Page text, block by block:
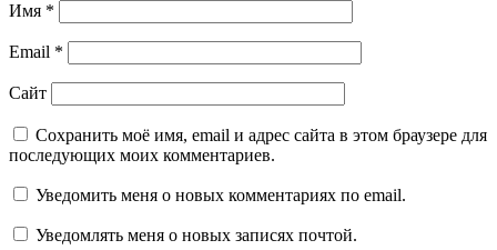
Имя *
Email *
Сайт
Сохранить моё имя, email и адрес сайта в этом браузере для
последующих моих комментариев.
Уведомить меня о новых комментариях по email.
Уведомлять меня о новых записях почтой.